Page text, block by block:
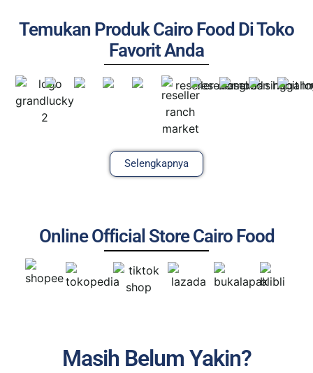
Temukan Produk Cairo Food Di Toko
Favorit Anda
Selengkapnya
Online Official Store Cairo Food
Masih Belum Yakin?